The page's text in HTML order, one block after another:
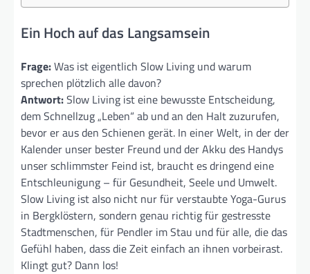
Ein Hoch auf das Langsamsein
Frage:Was ist eigentlich Slow Living und warum
sprechen plötzlich alle davon?
Antwort:Slow Living ist eine bewusste Entscheidung,
dem Schnellzug „Leben“ ab und an den Halt zuzurufen,
bevor er aus den Schienen gerät. In einer Welt, in der der
Kalender unser bester Freund und der Akku des Handys
unser schlimmster Feind ist, braucht es dringend eine
Entschleunigung – für Gesundheit, Seele und Umwelt.
Slow Living ist also nicht nur für verstaubte Yoga-Gurus
in Bergklöstern, sondern genau richtig für gestresste
Stadtmenschen, für Pendler im Stau und für alle, die das
Gefühl haben, dass die Zeit einfach an ihnen vorbeirast.
Klingt gut? Dann los!